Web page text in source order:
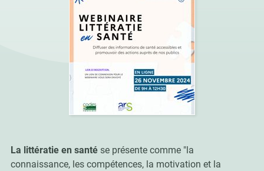
La littératie en santése présente comme "la
connaissance, les compétences, la motivation et la